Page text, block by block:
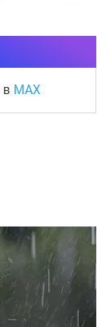
в MAX